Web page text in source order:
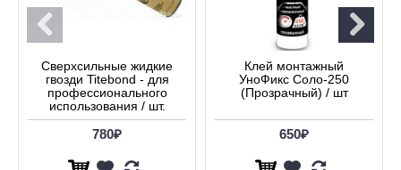
Сверхсильные жидкие
гвозди Titebond - для
профессионального
использования / шт.
780₽
Клей монтажный
УноФикс Соло-250
(Прозрачный) / шт
650₽